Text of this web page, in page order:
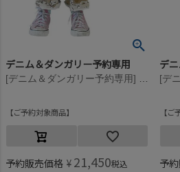
デニム＆ダンガリー予約専用
ご予約対象商品
予約販売価格 ¥ 21,450税込
デ
ご
予